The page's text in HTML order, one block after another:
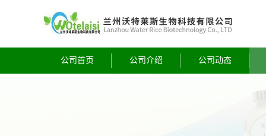
公司首页 公司介绍 公司动态